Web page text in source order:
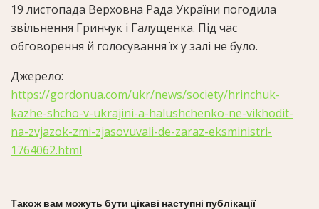
19 листопада Верховна Рада України погодила
звільнення Гринчук і Галущенка. Під час
обговорення й голосування їх у залі не було.
Джерело:
https://gordonua.com/ukr/news/society/hrinchuk-
kazhe-shcho-v-ukrajini-a-halushchenko-ne-vikhodit-
na-zvjazok-zmi-zjasovuvali-de-zaraz-eksministri-
1764062.html
Також вам можуть бути цікаві наступні публікації